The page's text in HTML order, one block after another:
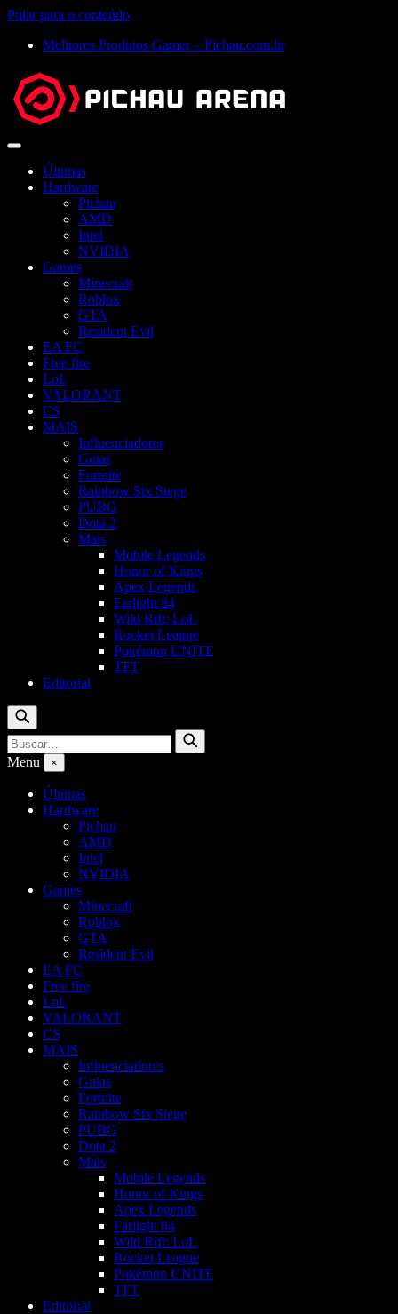
Pular para o conteúdo
Melhores Produtos Gamer – Pichau.com.br
Abrir
Últimas
Hardware
Pichau
AMD
Intel
NVIDIA
Games
Minecraft
Roblox
GTA
Resident Evil
EA FC
Free fire
LoL
VALORANT
CS
MAIS
Influenciadores
Guias
Fortnite
Rainbow Six Siege
PUBG
Dota 2
Mais
Mobile Legends
Honor of Kings
Apex Legends
Farlight 84
Wild Rift: LoL
Rocket League
Pokémon UNITE
TFT
Editorial
Buscar
Buscar
por:
Buscar
Menu ×
Últimas
Hardware
Pichau
AMD
Intel
NVIDIA
Games
Minecraft
Roblox
GTA
Resident Evil
EA FC
Free fire
LoL
VALORANT
CS
MAIS
Influenciadores
Guias
Fortnite
Rainbow Six Siege
PUBG
Dota 2
Mais
Mobile Legends
Honor of Kings
Apex Legends
Farlight 84
Wild Rift: LoL
Rocket League
Pokémon UNITE
TFT
Editorial